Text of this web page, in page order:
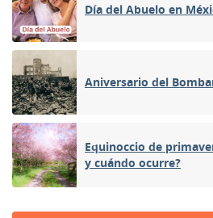
Día del Abuelo en
Aniversario del
Equinoccio de
y cuándo ocurre?